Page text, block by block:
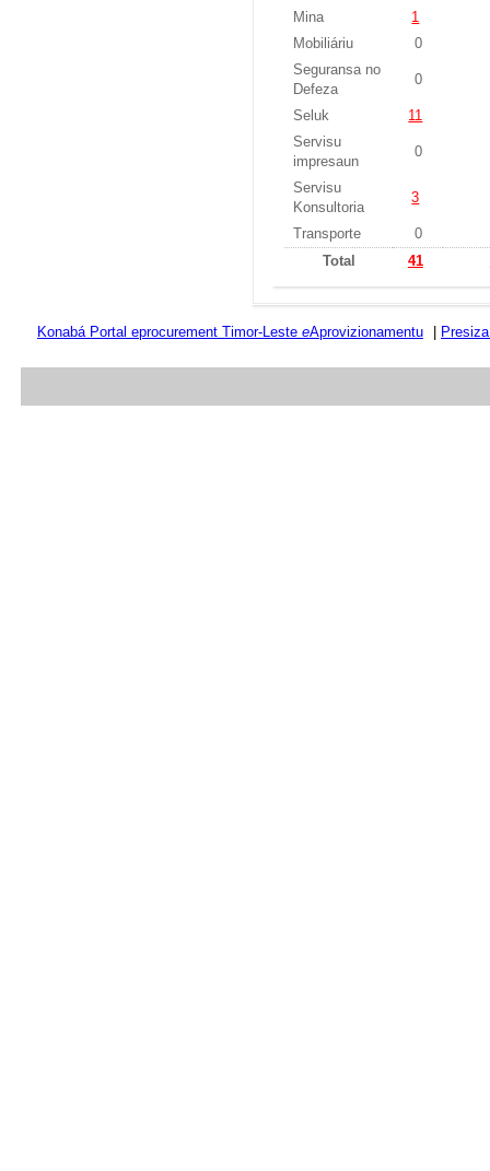
Mina
1
Mobiliáriu
0
Seguransa no
Defeza
0
Seluk
11
Servisu
impresaun
0
Servisu
Konsultoria
3
Transporte
0
Total
41
Konabá Portal eprocurement Timor-Leste eAprovizionamentu